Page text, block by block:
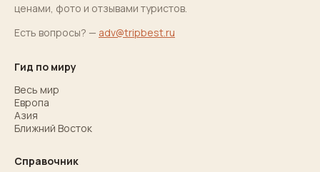
ценами, фото и отзывами туристов.
Есть вопросы? — adv@tripbest.ru
Гид по миру
Весь мир
Европа
Азия
Ближний Восток
Справочник